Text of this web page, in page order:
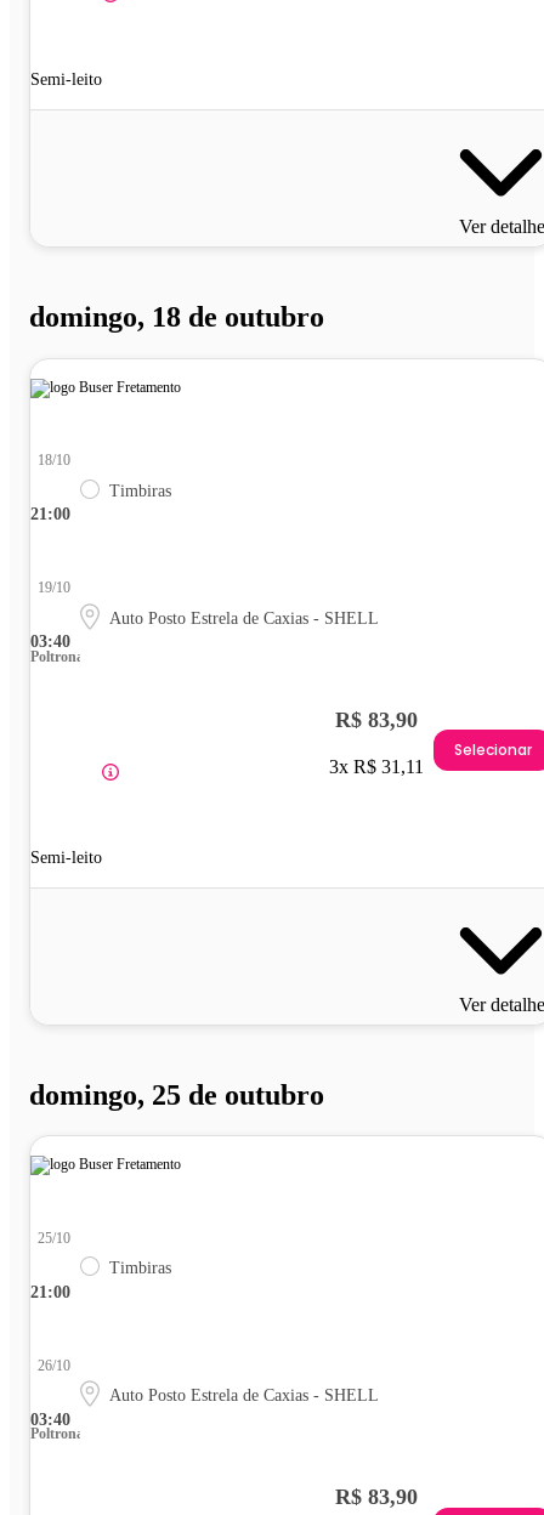
Semi-leito
Ver
domingo, 18 de outubro
21:00
18/10
Timbiras
03:40
19/10
Auto Posto Estrela de Caxias - SHELL
Poltrona
Semi-leito
R$ 83,90
3x R$ 31,11
Selecionar
Ver
domingo, 25 de outubro
21:00
25/10
Timbiras
03:40
26/10
Auto Posto Estrela de Caxias - SHELL
Poltrona
R$ 83,90